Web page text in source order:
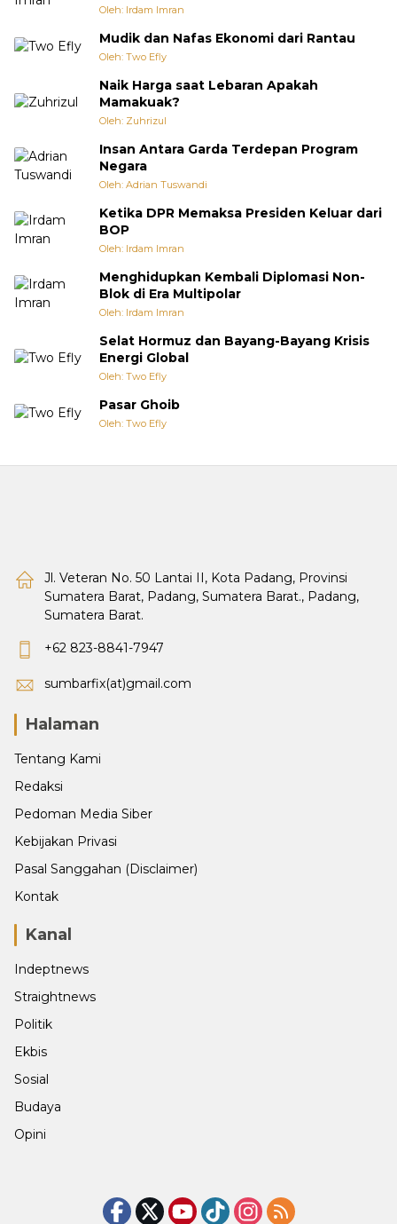
Oleh: Irdam Imran
Mudik dan Nafas Ekonomi dari Rantau
Oleh: Two Efly
Naik Harga saat Lebaran Apakah
Mamakuak?
Oleh: Zuhrizul
Insan Antara Garda Terdepan Program
Negara
Oleh: Adrian Tuswandi
Ketika DPR Memaksa Presiden Keluar dari
BOP
Oleh: Irdam Imran
Menghidupkan Kembali Diplomasi Non-
Blok di Era Multipolar
Oleh: Irdam Imran
Selat Hormuz dan Bayang-Bayang Krisis
Energi Global
Oleh: Two Efly
Pasar Ghoib
Oleh: Two Efly
Jl. Veteran No. 50 Lantai II, Kota Padang, Provinsi
Sumatera Barat, Padang, Sumatera Barat., Padang,
Sumatera Barat.
+62 823-8841-7947
sumbarfix(at)gmail.com
Halaman
Tentang Kami
Redaksi
Pedoman Media Siber
Kebijakan Privasi
Pasal Sanggahan (Disclaimer)
Kontak
Kanal
Indeptnews
Straightnews
Politik
Ekbis
Sosial
Budaya
Opini